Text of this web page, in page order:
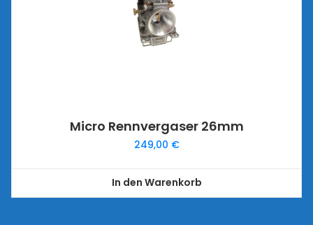
Micro Rennvergaser 26mm
249,00 €
In den Warenkorb